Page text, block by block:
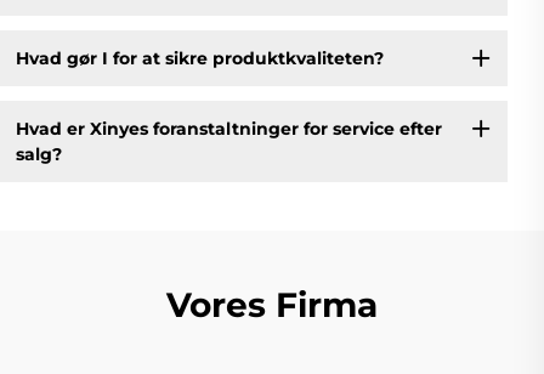
Hvad gør I for at sikre produktkvaliteten?
Hvad er Xinyes foranstaltninger for service efter
salg?
Vores Firma